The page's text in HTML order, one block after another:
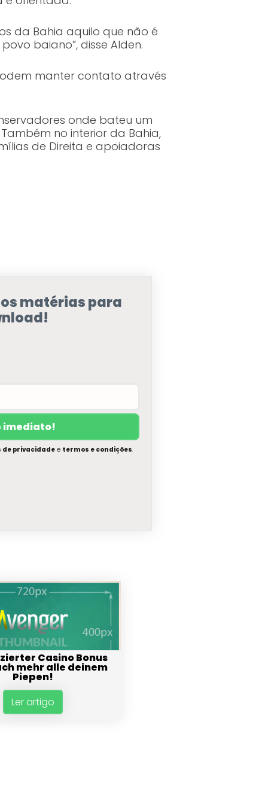
da Bahia aquilo que não é
baiano”, disse Alden.
manter contato através
onde bateu um
no interior da Bahia,
de Direita e apoiadoras
matérias para
privacidadee termos e condições.
Casino Bonus
mehr alle deinem
Piepen!
Ler artigo